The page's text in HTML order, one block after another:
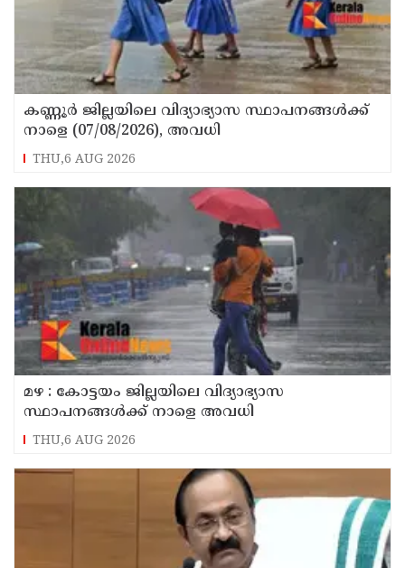
കണ്ണൂർ ജില്ലയിലെ വിദ്യാഭ്യാസ സ്ഥാപനങ്ങള്‍ക്ക്
നാളെ (07/08/2026), അവധി
THU,6 AUG 2026
മഴ : കോട്ടയം ജില്ലയിലെ വിദ്യാഭ്യാസ
സ്ഥാപനങ്ങൾക്ക് നാളെ അവധി
THU,6 AUG 2026